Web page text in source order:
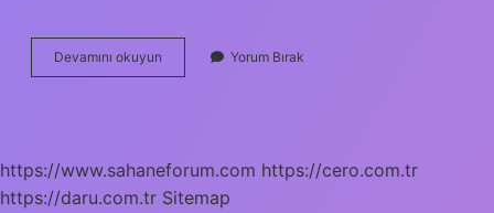
Devamını okuyun Geminin
Sağ
Yorum Bırak
https://www.sahaneforum.com https://cero.com.tr
https://daru.com.tr Sitemap